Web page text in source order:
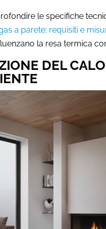
le specifiche
a parete: requisiti e
la resa termica
DEL